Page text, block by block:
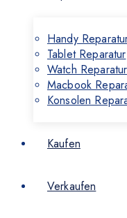
Handy
Tablet Reparatur
Watch Reparatur
Macbook
Konsolen
Kaufen
Verkaufen